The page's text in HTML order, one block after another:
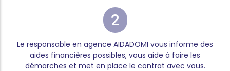
2
Le responsable en agence AIDADOMI vous informe des
aides financières possibles, vous aide à faire les
démarches et met en place le contrat avec vous.